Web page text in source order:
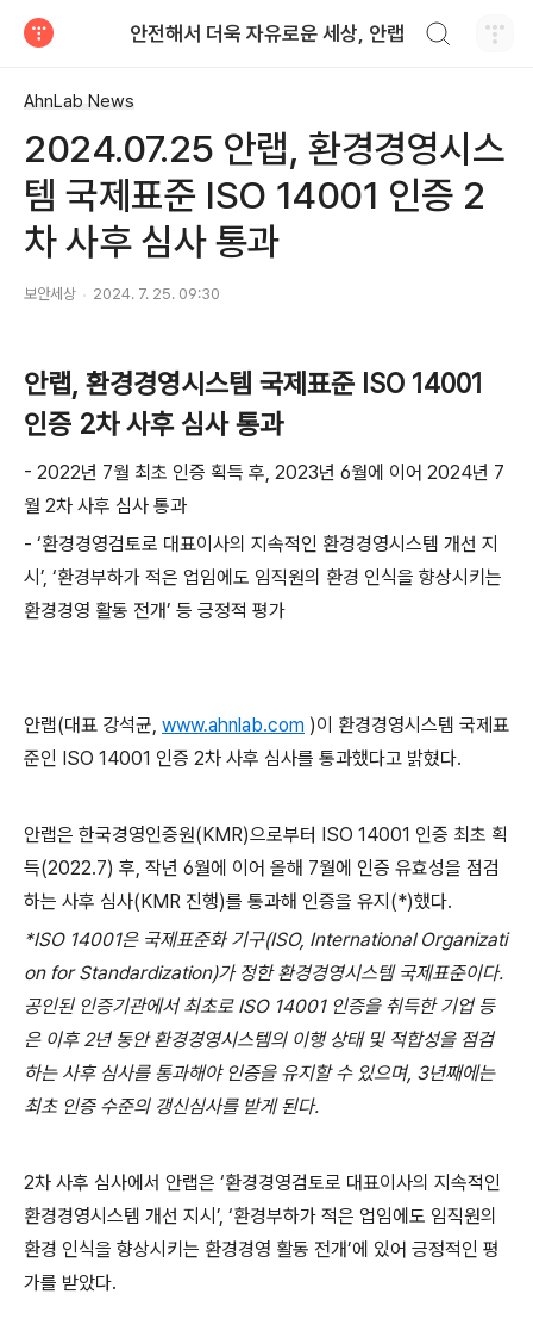
안전해서 더욱 자유로운 세상, 안랩
AhnLab News
2024.07.25 안랩, 환경경영시스
템 국제표준 ISO 14001 인증 2
차 사후 심사 통과
보안세상 2024. 7. 25. 09:30
안랩, 환경경영시스템 국제표준 ISO 14001
인증 2차 사후 심사 통과
- 2022년 7월 최초 인증 획득 후, 2023년 6월에 이어 2024년 7
월 2차 사후 심사 통과
- ‘환경경영검토로 대표이사의 지속적인 환경경영시스템 개선 지
시 ’, ‘환경부하가 적은 업임에도 임직원의 환경 인식을 향상시키는
환경경영 활동 전개’ 등 긍정적 평가
안랩(대표 강석균, www.ahnlab.com )이 환경경영시스템 국제표
준인 ISO 14001 인증 2차 사후 심사를 통과했다고 밝혔다.
안랩은 한국경영인증원(KMR)으로부터 ISO 14001 인증 최초 획
득(2022.7) 후, 작년 6월에 이어 올해 7월에 인증 유효성을 점검
하는 사후 심사(KMR 진행)를 통과해 인증을 유지 (*)했다.
*ISO 14001은 국제표준화 기구(ISO, International Organizati
on for Standardization)가 정한 환경경영시스템 국제표준이다.
공인된 인증기관에서 최초로ISO 14001 인증을 취득한 기업 등
은 이후2년 동안 환경경영시스템의 이행 상태 및 적합성을 점검
하는 사후 심사를 통과해야 인증을 유지할 수 있으며, 3년째에는
최초 인증 수준의 갱신심사를 받게 된다.
2차 사후 심사에서 안랩은 ‘환경경영검토로 대표이사의 지속적인
환경경영시스템 개선 지시 ’, ‘환경부하가 적은 업임에도 임직원의
환경 인식을 향상시키는 환경경영 활동 전개’에 있어 긍정적인 평
가를 받았다.